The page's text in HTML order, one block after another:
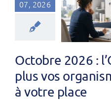
07, 2026
Octobre 2026 :
plus vos
à votre place